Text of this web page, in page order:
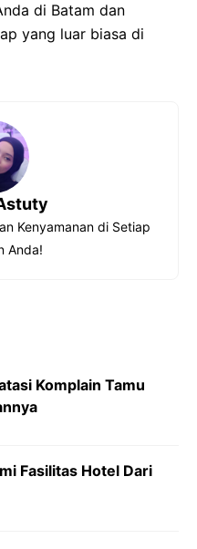
di Batam dan
yang luar biasa di
Kenyamanan di Setiap
Anda!
Komplain Tamu
Fasilitas Hotel Dari